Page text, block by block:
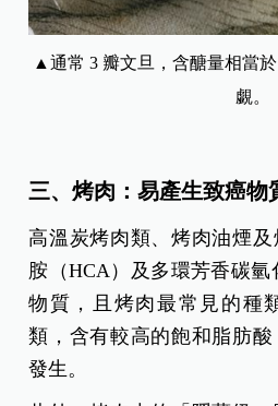
▲通常 3 瓣文旦，含醣量相當
覷。
三、烤肉：易產生致癌物
高溫炭烤肉類、烤肉油煙
胺（HCA）及多環芳香碳氫
物質，且烤肉最常見的種
類，含有較高的飽和脂肪
發生。